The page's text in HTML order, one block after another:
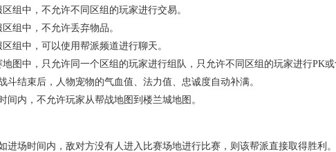
中，不允许不同区组的玩家进行交易。
中，不允许丢弃物品。
中，可以使用帮派频道进行聊天。
中，只允许同一个区组的玩家进行组队，只允许不同区组的玩家进行PK或
结束后，人物宠物的气血值、法力值、忠诚度自动补满。
内，不允许玩家从帮战地图到楼兰城地图。
场时间内，敌对方没有人进入比赛场地进行比赛，则该帮派直接取得胜利